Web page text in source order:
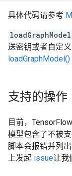
具体代码请参考
loadGraphModel
送密钥或者自定
loadGraphModel()
支持的操作
目前，
模型包含了不被支
脚本会报错并列
上发起 issue让我